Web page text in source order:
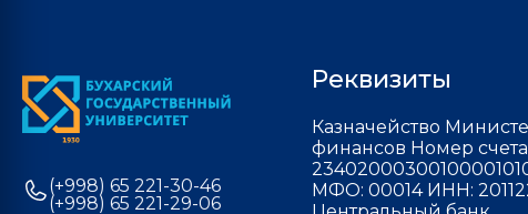
(+998) 65 221-30-46
(+998) 65 221-29-06
Реквизиты
Казначейство
финансов Номер
МФО: 00014 ИНН: